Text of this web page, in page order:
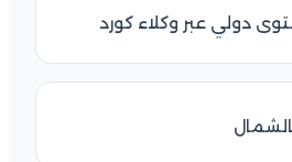
دولي عبر وكلاء كورد